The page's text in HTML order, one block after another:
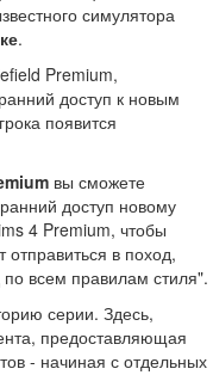
симулятора
.
Premium,
доступ к новым
появится
вы сможете
доступ новому
4 Premium, чтобы
в поход,
всем правилам стиля".
серии. Здесь,
предоставляющая
- начиная с отдельных